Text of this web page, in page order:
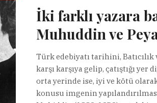
İki farklı yazara
Muhuddin ve
Türk edebiyatı tarihini,
karşı karşıya gelip, çatıştığı
orta yerinde ise, iyi ve kötü
konusu imgenin